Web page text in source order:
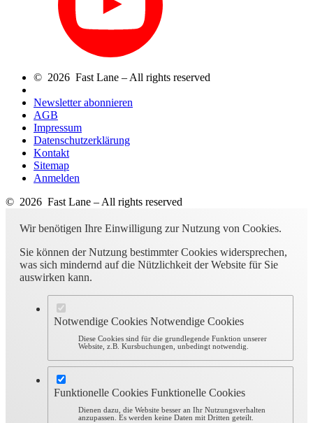
© 2026 Fast Lane – All rights reserved
Newsletter abonnieren
AGB
Impressum
Datenschutzerklärung
Kontakt
Sitemap
Anmelden
© 2026 Fast Lane – All rights reserved
Wir benötigen Ihre Einwilligung zur Nutzung von Cookies.
Sie können der Nutzung bestimmter Cookies widersprechen,
was sich mindernd auf die Nützlichkeit der Website für Sie
auswirken kann.
Notwendige Cookies Notwendige Cookies
Diese Cookies sind für die grundlegende Funktion unserer
Website, z.B. Kursbuchungen, unbedingt notwendig.
Funktionelle Cookies Funktionelle Cookies
Dienen dazu, die Website besser an Ihr Nutzungsverhalten
anzupassen. Es werden keine Daten mit Dritten geteilt.